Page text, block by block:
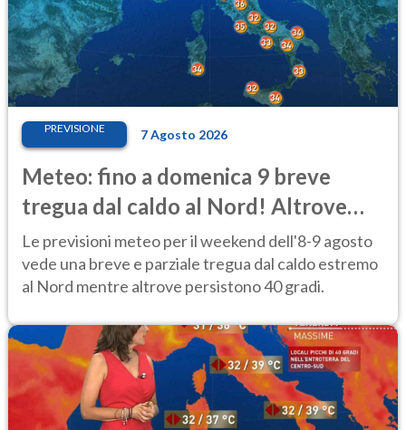
PREVISIONE 7 Agosto 2026
Meteo: fino a domenica 9 breve
tregua dal caldo al Nord! Altrove
calura e afa
Le previsioni meteo per il weekend dell'8-9 agosto
vede una breve e parziale tregua dal caldo estremo
al Nord mentre altrove persistono 40 gradi.